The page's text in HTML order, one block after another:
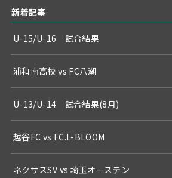
新着記事
U-15/U-16 試合結果
浦和南高校 vs FC八潮
U-13/U-14 試合結果(8月)
越谷FC vs FC.L-BLOOM
ネクサスSV vs 埼玉オーステン